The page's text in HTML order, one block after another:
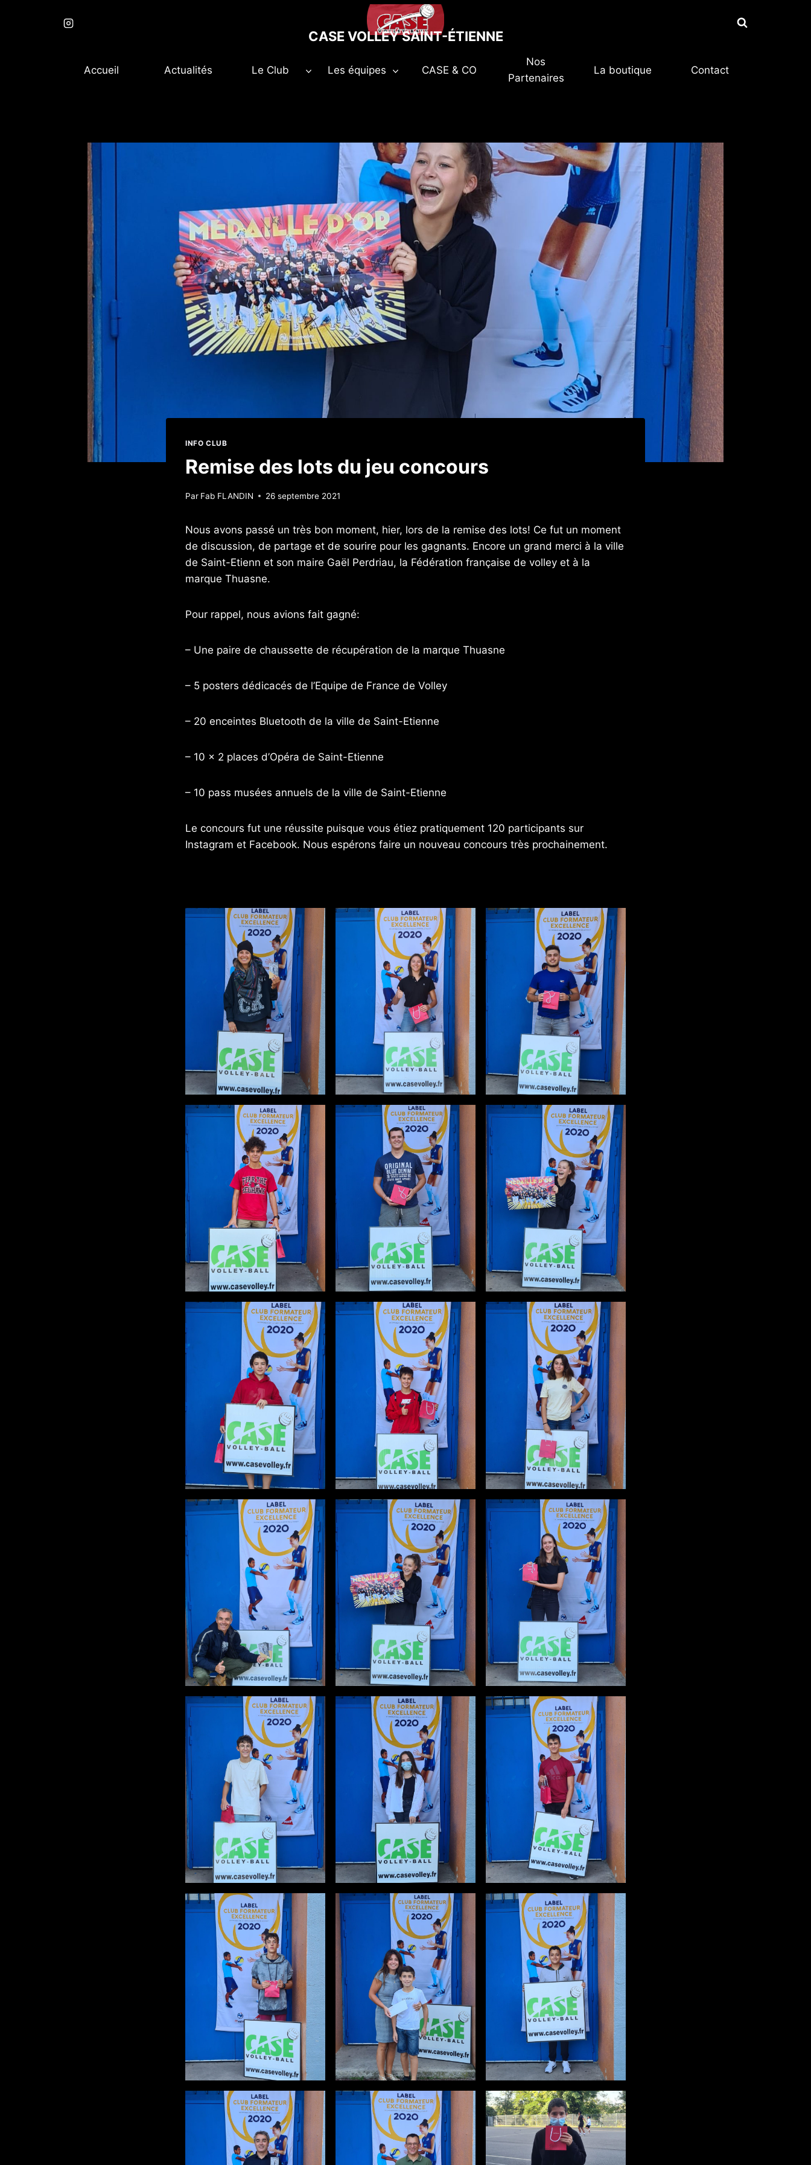
CASE VOLLEY SAINT-ÉTIENNE
Accueil Actualités Le Club Les équipes CASE & CO
Nos
Partenaires
La boutique Contact
INFO CLUB
Remise des lots du jeu concours
Par Fab FLANDIN 26 septembre 2021
Nous avons passé un très bon moment, hier, lors de la remise des lots! Ce fut un moment
de discussion, de partage et de sourire pour les gagnants. Encore un grand merci à la ville
de Saint-Etienn et son maire Gaël Perdriau, la Fédération française de volley et à la
marque Thuasne.
Pour rappel, nous avions fait gagné:
– Une paire de chaussette de récupération de la marque Thuasne
– 5 posters dédicacés de l’Equipe de France de Volley
– 20 enceintes Bluetooth de la ville de Saint-Etienne
– 10 x 2 places d’Opéra de Saint-Etienne
– 10 pass musées annuels de la ville de Saint-Etienne
Le concours fut une réussite puisque vous étiez pratiquement 120 participants sur
Instagram et Facebook. Nous espérons faire un nouveau concours très prochainement.